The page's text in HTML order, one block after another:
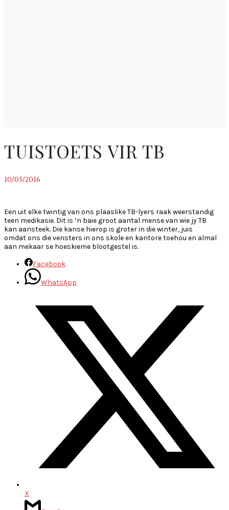
TUISTOETS VIR TB
10/05/2016
Een uit elke twintig van ons plaaslike TB-lyers raak weerstandig
teen medikasie. Dit is ’n baie groot aantal mense van wie jy TB
kan aansteek. Die kanse hierop is groter in die winter, juis
omdat ons die vensters in ons skole en kantore toehou en almal
aan mekaar se hoeskieme blootgestel is.
Facebook
WhatsApp
X